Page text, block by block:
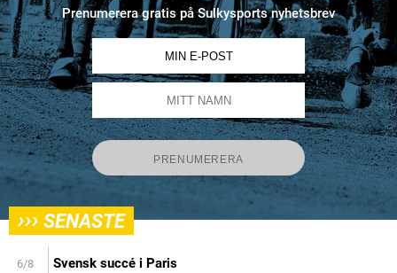
Prenumerera gratis på Sulkysports nyhetsbrev
››› SENASTE
6/8 Svensk succé i Paris